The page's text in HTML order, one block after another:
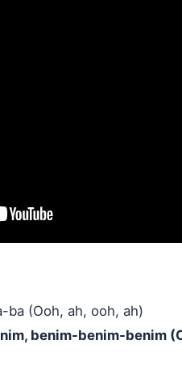
ba (Ooh, ah, ooh, ah)
benim-benim-benim